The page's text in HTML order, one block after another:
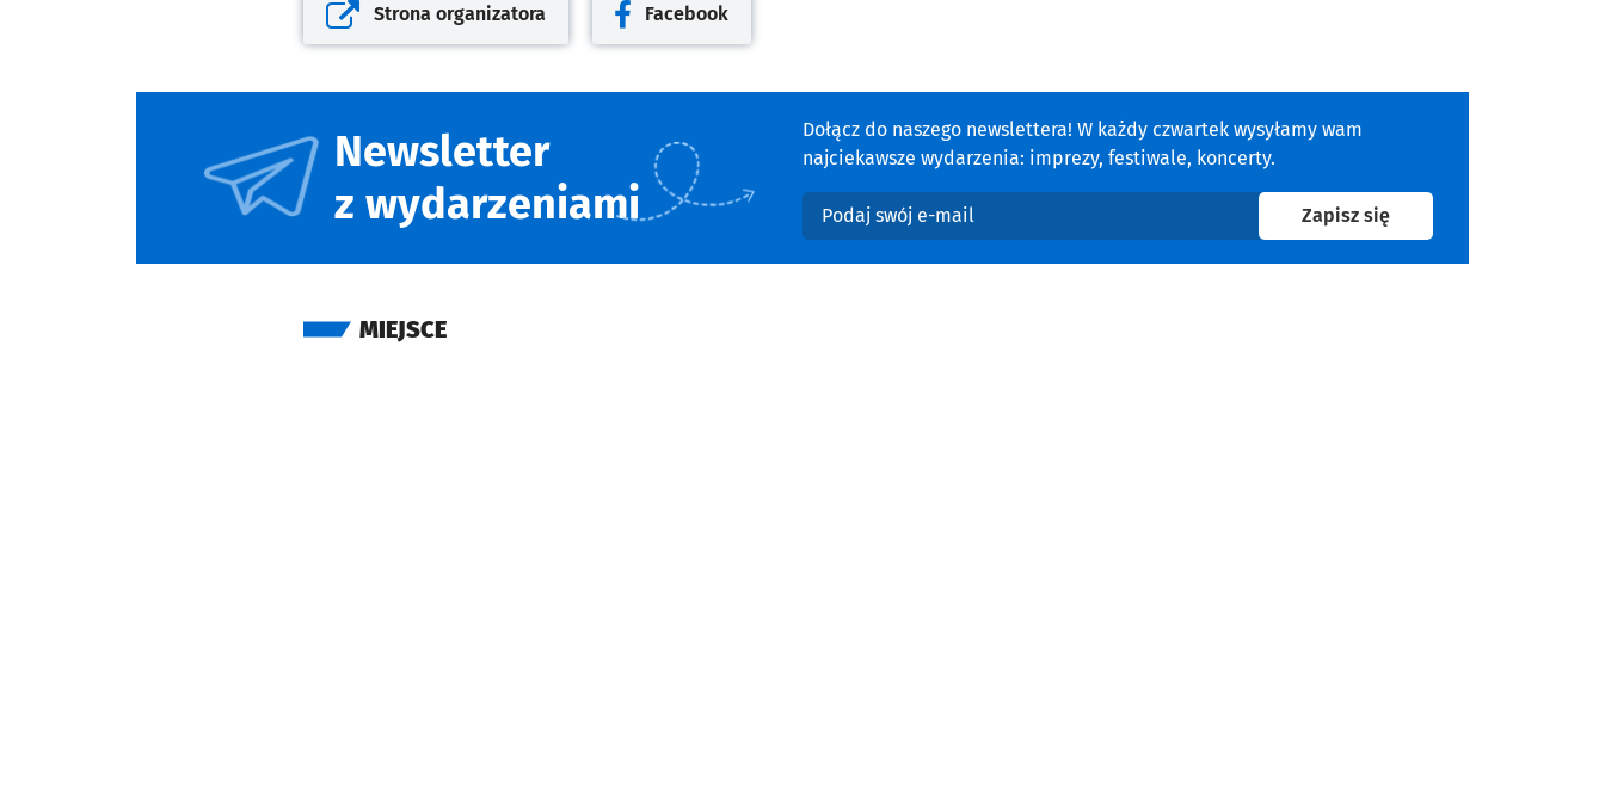
Otwiera się w nowej karcie
Strona organizatora
Otwiera się w nowej karcie
Facebook
Newsletter
z wydarzeniami
Dołącz do naszego newslettera! W każdy czwartek wysyłamy wam
najciekawsze wydarzenia: imprezy, festiwale, koncerty.
Podaj swój e-mail
Zapisz sięna newsletter
MIEJSCE